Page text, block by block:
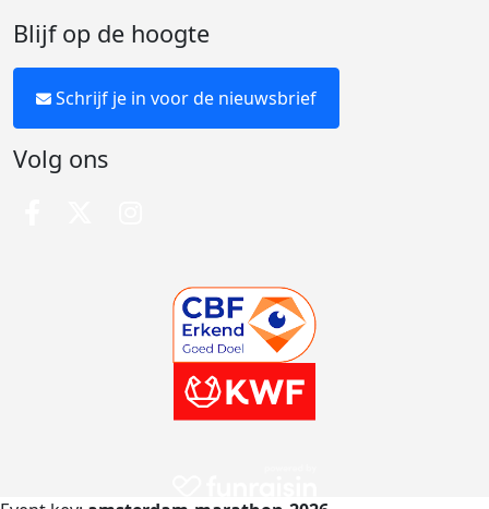
Blijf op de hoogte
Schrijf je in voor de nieuwsbrief
Volg ons